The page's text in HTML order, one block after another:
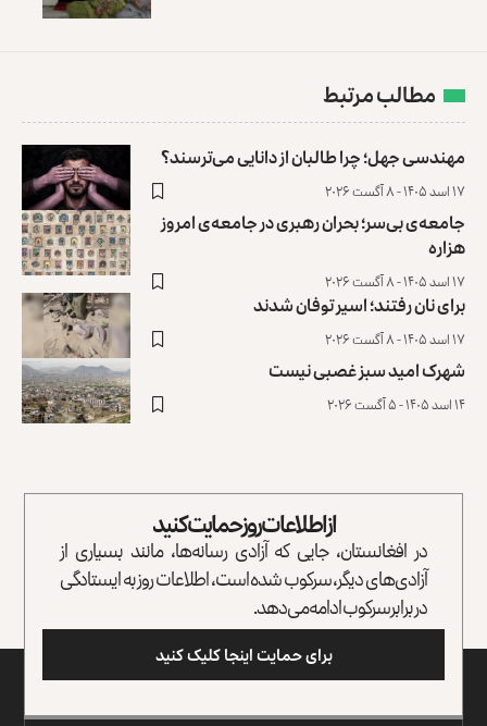
مطالب مرتبط
مهندسی جهل؛ چرا طالبان از دانایی می‌ترسند؟
۱۷ اسد ۱۴۰۵ - ۸ آگست ۲۰۲۶
جامعه‌ی بی‌سر؛ بحران رهبری در جامعه‌ی امروز
هزاره
۱۷ اسد ۱۴۰۵ - ۸ آگست ۲۰۲۶
برای نان رفتند؛ اسیر توفان شدند
۱۷ اسد ۱۴۰۵ - ۸ آگست ۲۰۲۶
شهرک امید سبز غصبی نیست
۱۴ اسد ۱۴۰۵ - ۵ آگست ۲۰۲۶
از اطلاعات روز حمایت کنید
در افغانستان، جایی که آزادی رسانه‌ها، مانند بسیاری از
آزادی‌های دیگر، سرکوب شده است، اطلاعات روز به ایستادگی
در برابر سرکوب ادامه می‌دهد.
برای حمایت اینجا کلیک کنید